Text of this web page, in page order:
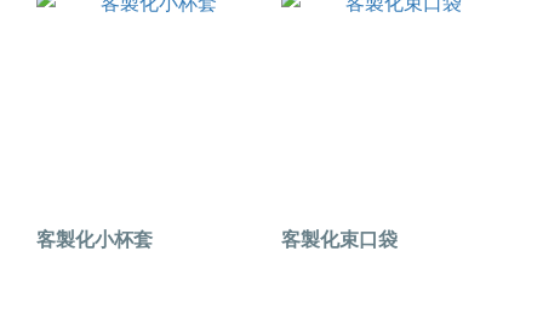
客製化小杯套 客製化束口袋